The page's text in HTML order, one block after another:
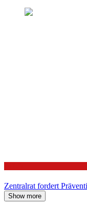
Zentralrat fordert
Show more